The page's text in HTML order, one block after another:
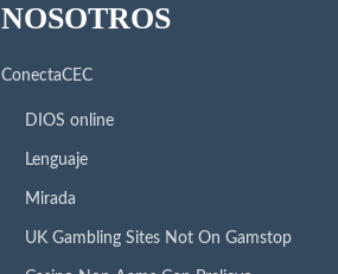
NOSOTROS
ConectaCEC
DIOS online
Lenguaje
Mirada
UK Gambling Sites Not On Gamstop